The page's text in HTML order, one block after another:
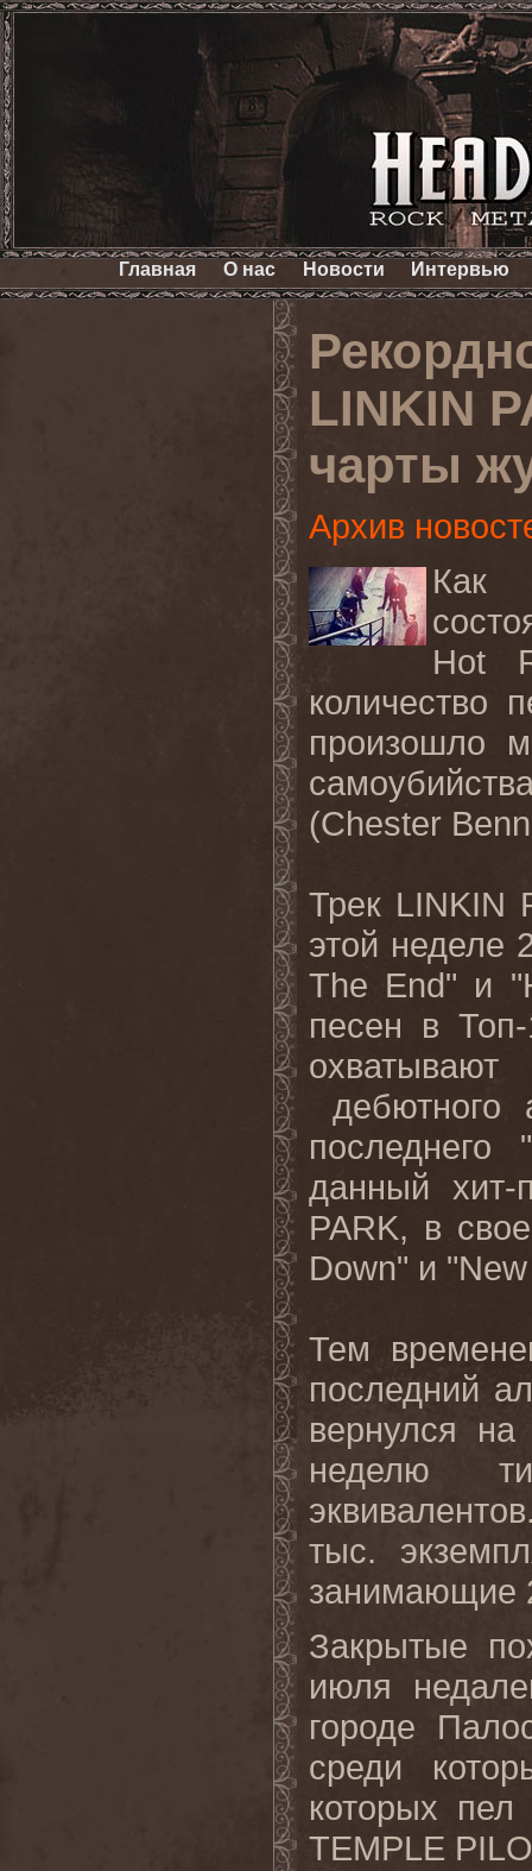
Главная О нас Новости Интервью
LINKIN
чарты
Архив
Как
Hot
количество
произошло
(Chester
Трек LINKIN
этой неделе
The End" и "
песен в
дебютного
последнего "
данный
PARK, в
Down" и "New
Тем
последний
вернулся
неделю
эквивалентов
тыс.
занимающие
Закрытые
июля
городе
среди
которых
TEMPLE